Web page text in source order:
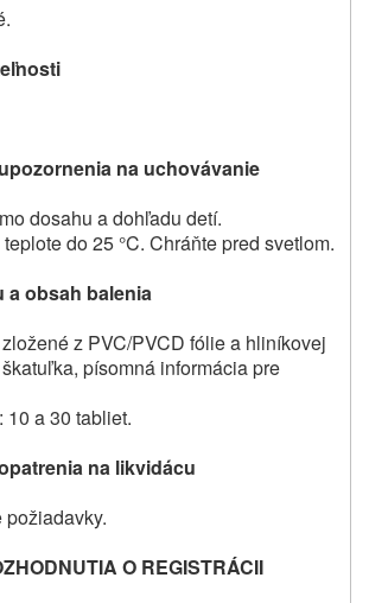
na uchovávanie
dosahu a dohľadu detí.
do 25 °C. Chráňte pred svetlom.
a obsah balenia
z PVC/PVCD fólie a hliníkovej
písomná informácia pre
a 30 tabliet.
na likvidácu
O REGISTRÁCII